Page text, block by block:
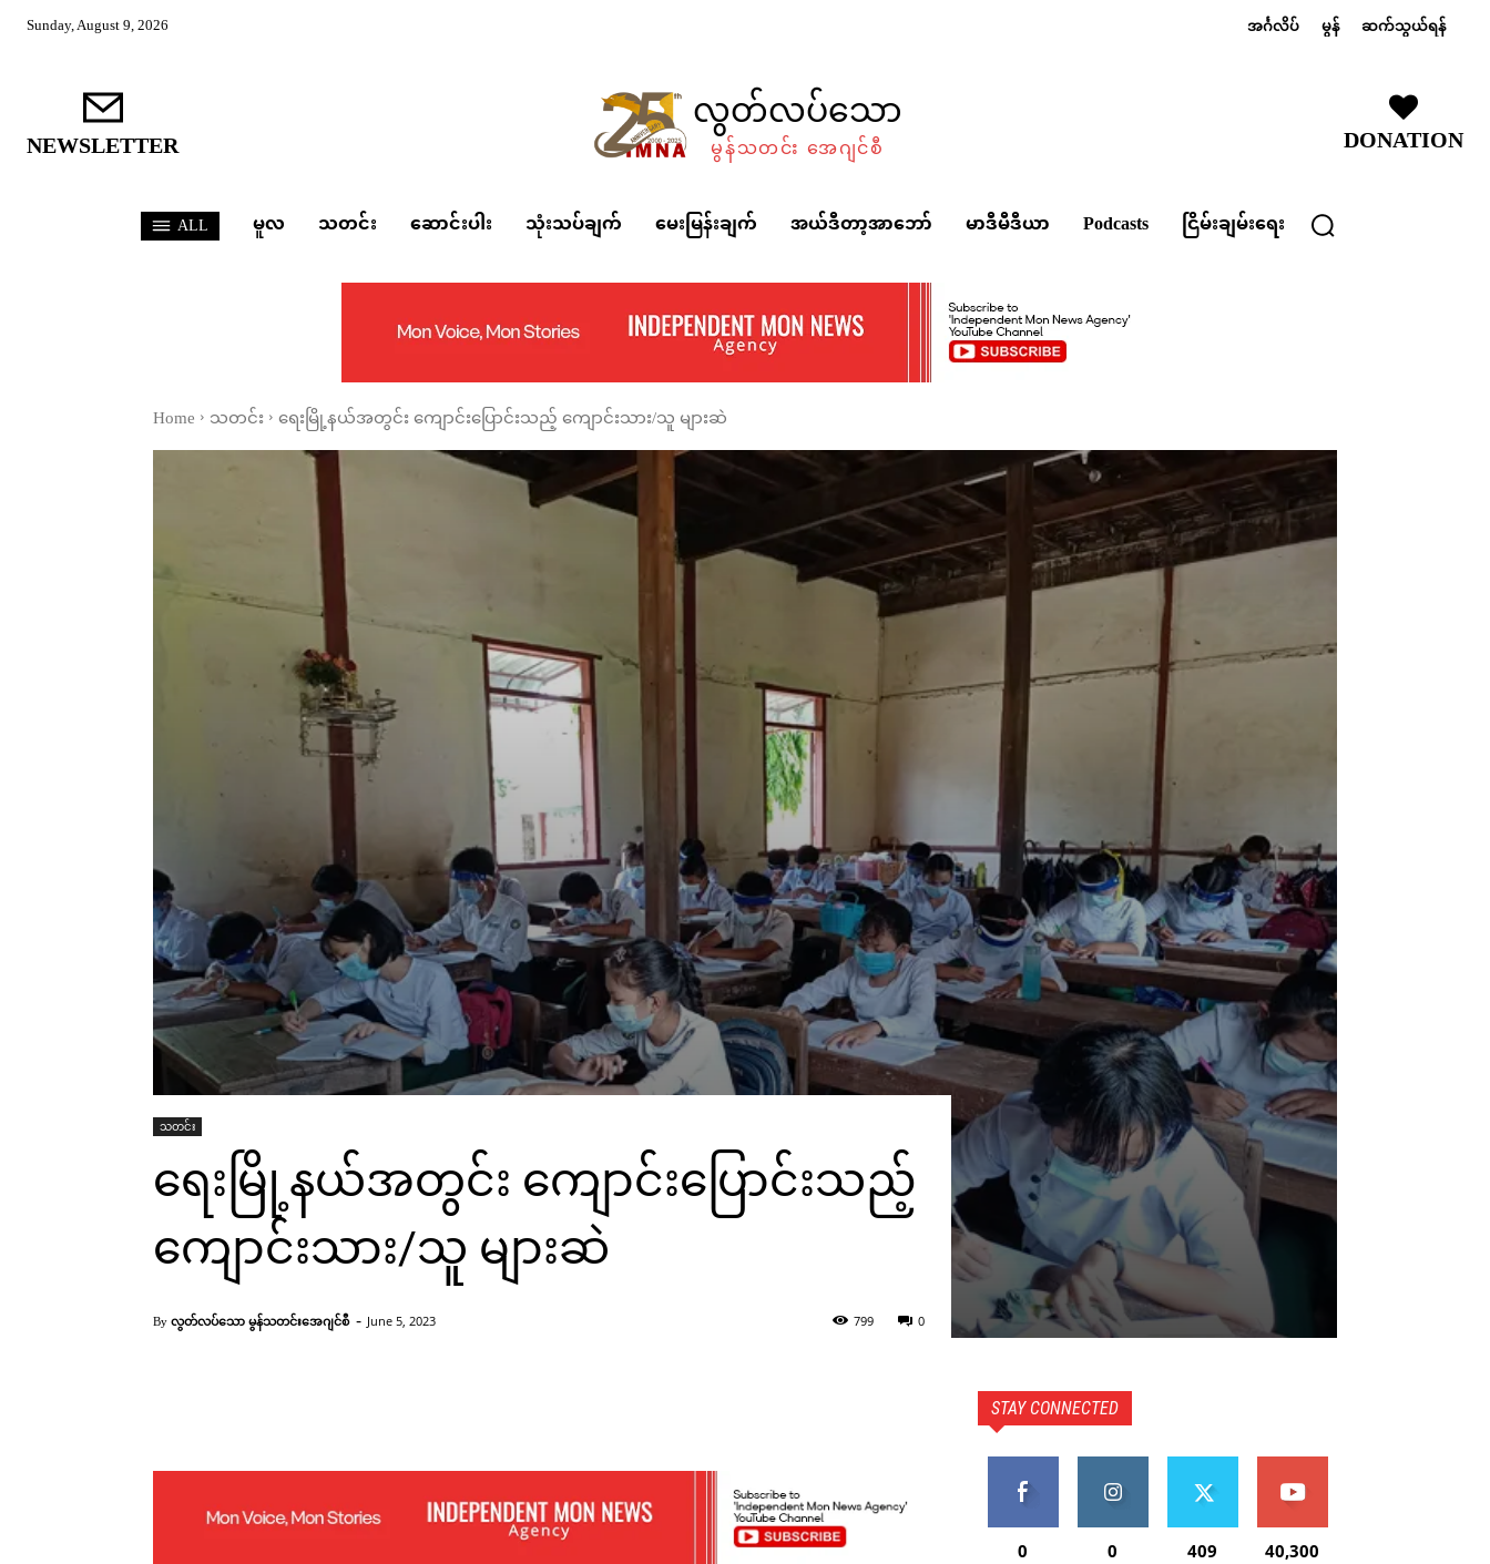
Sunday, August 9, 2026 အင်္ဂလိပ် မွန် ဆက်သွယ်ရန်
NEWSLETTER လွတ်လပ်သော
မွန်သတင်း အေဂျင်စီ DONATION
ALL မူလ သတင်း ဆောင်းပါး သုံးသပ်ချက် မေးမြန်းချက် အယ်ဒီတာ့အာဘော် မာဒီမီဒီယာ Podcasts ငြိမ်းချမ်းရေး
Home သတင်း ရေးမြို့နယ်အတွင်း ကျောင်းပြောင်းသည့် ကျောင်းသား/သူ များဆဲ
သတင်း
ရေးမြို့နယ်အတွင်း ကျောင်းပြောင်းသည့်
ကျောင်းသား/သူ များဆဲ
By လွတ်လပ်သော မွန်သတင်းအေဂျင်စီ - June 5, 2023 0
799
STAY CONNECTED
0 0 409 40,300